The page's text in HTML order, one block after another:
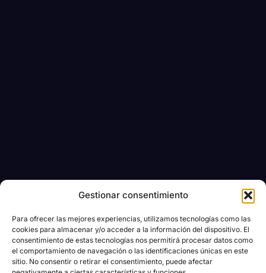
Gestionar consentimiento
Para ofrecer las mejores experiencias, utilizamos tecnologías como las
cookies para almacenar y/o acceder a la información del dispositivo. El
consentimiento de estas tecnologías nos permitirá procesar datos como
el comportamiento de navegación o las identificaciones únicas en este
sitio. No consentir o retirar el consentimiento, puede afectar